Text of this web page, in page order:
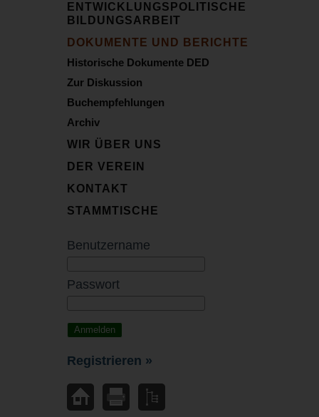
ENTWICKLUNGSPOLITISCHE
BILDUNGSARBEIT
DOKUMENTE UND BERICHTE
Historische Dokumente DED
Zur Diskussion
Buchempfehlungen
Archiv
WIR ÜBER UNS
DER VEREIN
KONTAKT
STAMMTISCHE
Benutzername
Passwort
Registrieren »